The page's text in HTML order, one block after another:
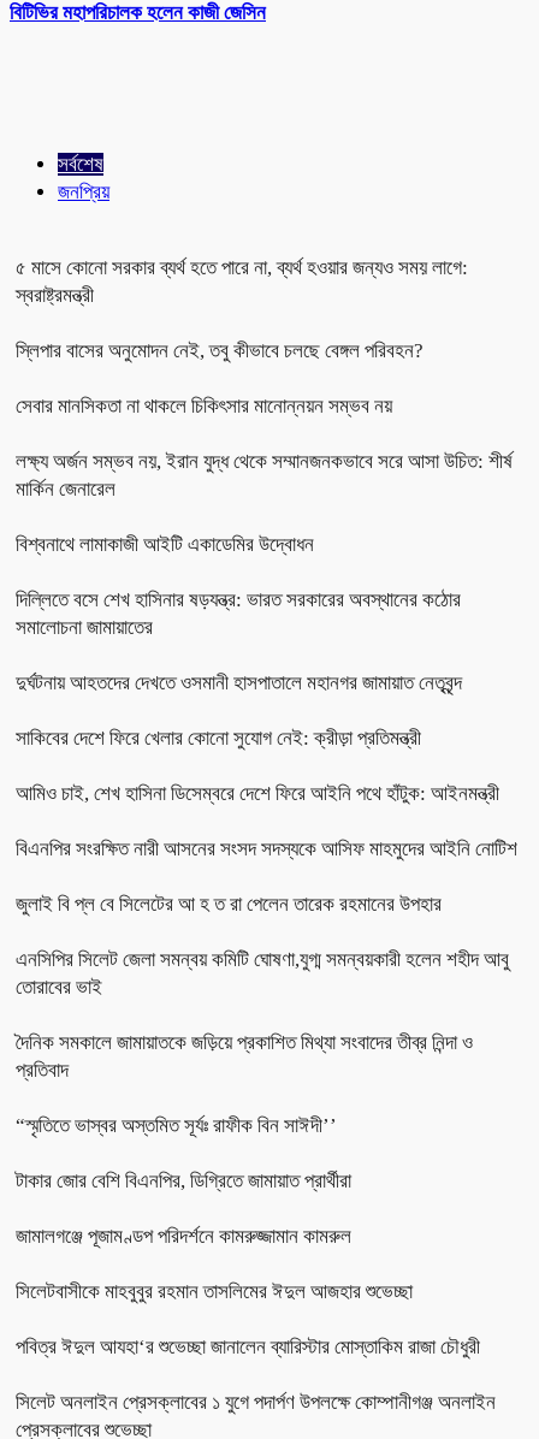
বিটিভির মহাপরিচালক হলেন কাজী জেসিন
সর্বশেষ
জনপ্রিয়
৫ মাসে কোনো সরকার ব্যর্থ হতে পারে না, ব্যর্থ হওয়ার জন্যও সময় লাগে:
স্বরাষ্ট্রমন্ত্রী
স্লিপার বাসের অনুমোদন নেই, তবু কীভাবে চলছে বেঙ্গল পরিবহন?
সেবার মানসিকতা না থাকলে চিকিৎসার মানোন্নয়ন সম্ভব নয়
লক্ষ্য অর্জন সম্ভব নয়, ইরান যুদ্ধ থেকে সম্মানজনকভাবে সরে আসা উচিত: শীর্ষ
মার্কিন জেনারেল
বিশ্বনাথে লামাকাজী আইটি একাডেমির উদ্বোধন
দিল্লিতে বসে শেখ হাসিনার ষড়যন্ত্র: ভারত সরকারের অবস্থানের কঠোর
সমালোচনা জামায়াতের
দুর্ঘটনায় আহতদের দেখতে ওসমানী হাসপাতালে মহানগর জামায়াত নেতৃবৃন্দ
সাকিবের দেশে ফিরে খেলার কোনো সুযোগ নেই: ক্রীড়া প্রতিমন্ত্রী
আমিও চাই, শেখ হাসিনা ডিসেম্বরে দেশে ফিরে আইনি পথে হাঁটুক: আইনমন্ত্রী
বিএনপির সংরক্ষিত নারী আসনের সংসদ সদস্যকে আসিফ মাহমুদের আইনি নোটিশ
জুলাই বি প্ল বে সিলেটের আ হ ত রা পেলেন তারেক রহমানের উপহার
এনসিপির সিলেট জেলা সমন্বয় কমিটি ঘোষণা,যুগ্ম সমন্বয়কারী হলেন শহীদ আবু
তোরাবের ভাই
দৈনিক সমকালে জামায়াতকে জড়িয়ে প্রকাশিত মিথ্যা সংবাদের তীব্র নিন্দা ও
প্রতিবাদ
“স্মৃতিতে ভাস্বর অস্তমিত সূর্যঃ রাফীক বিন সাঈদী’’
টাকার জোর বেশি বিএনপির, ডিগ্রিতে জামায়াত প্রার্থীরা
জামালগঞ্জে পূজামণ্ডপ পরিদর্শনে কামরুজ্জামান কামরুল
সিলেটবাসীকে মাহবুবুর রহমান তাসলিমের ঈদুল আজহার শুভেচ্ছা
পবিত্র ঈদুল আযহা‘র শুভেচ্ছা জানালেন ব্যারিস্টার মোস্তাকিম রাজা চৌধুরী
সিলেট অনলাইন প্রেসক্লাবের ১ যুগে পদার্পণ উপলক্ষে কোম্পানীগঞ্জ অনলাইন
প্রেসক্লাবের শুভেচ্ছা